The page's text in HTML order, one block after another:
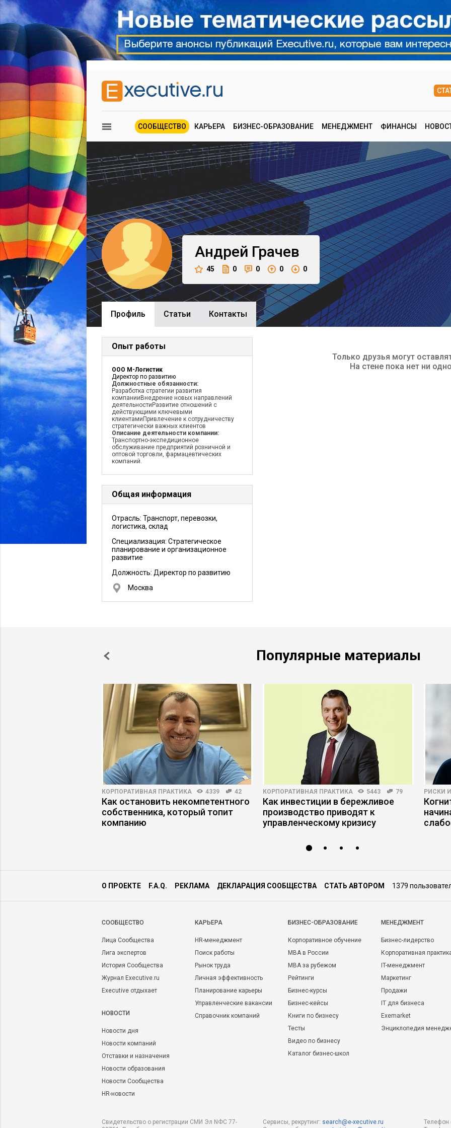
СООБЩЕСТВО КАРЬЕРА БИЗНЕС-ОБРАЗОВАНИЕ МЕНЕДЖМЕНТ ФИНАНСЫ
Андрей Грачев
45 0 0 0 0
Профиль Cтатьи Контакты
Опыт работы
ООО М-Логистик
Директор по развитию
Должностные обязанности:
Разработка стратегии развития
компанииВнедрение новых направлений
деятельностиРазвитие отношений с
действующими ключевыми
клиентамиПривлечение к сотрудничеству
стратегически важных клиентов
Описание деятельности компании:
Транспортно-экспедиционное
обслуживание предприятий розничной и
оптовой торговли, фармацевтических
компаний.
Общая информация
Отрасль: Транспорт, перевозки,
логистика, склад
Специализация: Стратегическое
планирование и организационное
развитие
Должность: Директор по развитию
Москва
Только друзья могут
На стене пока нет ни
Популярные материалы
КОРПОРАТИВНАЯ ПРАКТИКА 4339 42
Как остановить некомпетентного
собственника, который топит
компанию
КОРПОРАТИВНАЯ ПРАКТИКА 5443 79
Как инвестиции в бережливое
производство приводят к
управленческому кризису
РИСКИ
О ПРОЕКТЕ F.A.Q. РЕКЛАМА ДЕКЛАРАЦИЯ СООБЩЕСТВА СТАТЬ АВТОРОМ 1379
CООБЩЕСТВО
Лица Сообщества
Лига экспертов
История Сообщества
Журнал Executive.ru
Executive отдыхает
НОВОСТИ
Новости дня
Новости компаний
Отставки и назначения
Новости образования
Новости Сообщества
HR-новости
КАРЬЕРА
HR-менеджмент
Поиск работы
Рынок труда
Личная эффективность
Планирование карьеры
Управленческие вакансии
Справочник компаний
БИЗНЕС-ОБРАЗОВАНИЕ
Корпоративное обучение
MBA в России
MBA за рубежом
Рейтинги
Бизнес-курсы
Бизнес-кейсы
Книги по бизнесу
Тесты
Видео по бизнесу
Каталог бизнес-школ
МЕНЕДЖМЕНТ
Бизнес-лидерство
Корпоративная
IT-менеджмент
Маркетинг
Продажи
IT для бизнеса
Exemarket
Энциклопедия
Свидетельство о регистрации СМИ Эл NФС 77-
Сервисы, рекрутинг: search@e-xecutive.ru
Телефон